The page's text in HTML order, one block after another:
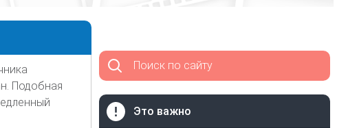
Подобная
Поиск по сайту
Это важно